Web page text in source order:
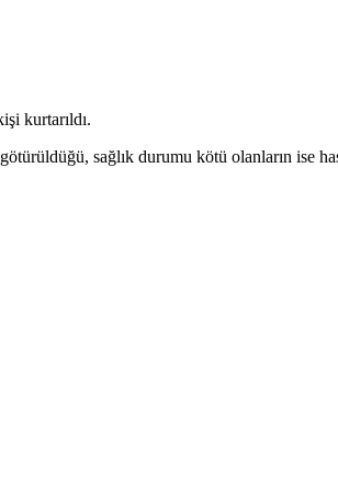
kurtarıldı.
sağlık durumu kötü olanların ise